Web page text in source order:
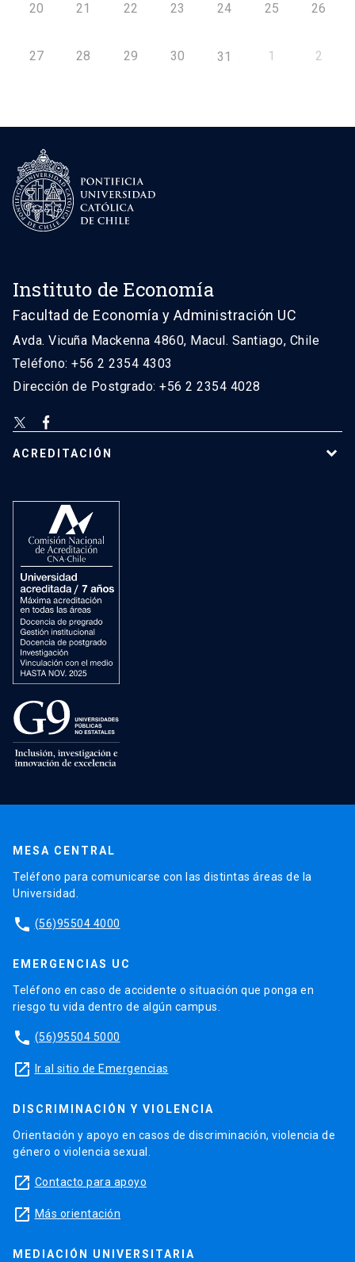
20 21 22 23 24 25 26
27 28 29 30 31 1 2
Instituto de Economía
Facultad de Economía y Administración UC
Avda. Vicuña Mackenna 4860, Macul. Santiago, Chile
Teléfono: +56 2 2354 4303
Dirección de Postgrado: +56 2 2354 4028
ACREDITACIÓN
MESA CENTRAL
Teléfono para comunicarse con las distintas áreas de la
Universidad.
phone (56)95504 4000
EMERGENCIAS UC
Teléfono en caso de accidente o situación que ponga en
riesgo tu vida dentro de algún campus.
phone (56)95504 5000
launch Ir al sitio de Emergencias
DISCRIMINACIÓN Y VIOLENCIA
Orientación y apoyo en casos de discriminación, violencia de
género o violencia sexual.
launch Contacto para apoyo
launch Más orientación
MEDIACIÓN UNIVERSITARIA